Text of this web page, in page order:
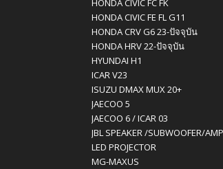
HONDA CIVIC FC FK
HONDA CIVIC FE FL G11
HONDA CRV G6 23-ปัจจุบัน
HONDA HRV 22-ปัจจุบัน
HYUNDAI H1
ICAR V23
ISUZU DMAX MUX 20+
JAECOO 5
JAECOO 6 / ICAR 03
JBL SPEAKER /SUBWOOFER/AMP
LED PROJECTOR
MG-MAXUS